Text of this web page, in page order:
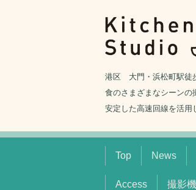
港区 大門・浜松町駅徒
食のさまざまなシーンの
安定した高速回線を活用
Top News
Access 撮影